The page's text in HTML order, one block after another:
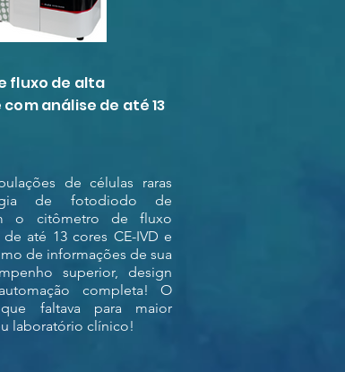
fluxo de alta
análise de até 13
de células raras
de fotodiodo de
o citômetro de fluxo
até 13 cores CE-IVD e
de informações de sua
superior, design
completa! O
faltava para maior
laboratório clínico!